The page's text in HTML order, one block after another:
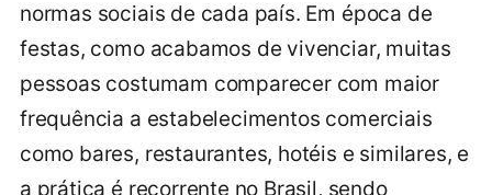
normas sociais de cada país. Em época de
festas, como acabamos de vivenciar, muitas
pessoas costumam comparecer com maior
frequência a estabelecimentos comerciais
como bares, restaurantes, hotéis e similares, e
a prática é recorrente no Brasil, sendo